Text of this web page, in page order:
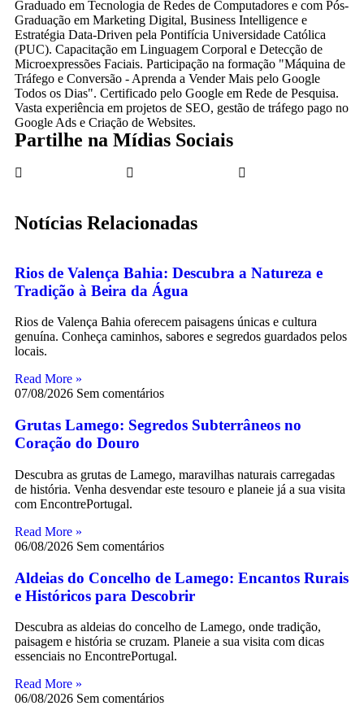
Graduado em Tecnologia de Redes de Computadores e com Pós-
Graduação em Marketing Digital, Business Intelligence e
Estratégia Data-Driven pela Pontifícia Universidade Católica
(PUC). Capacitação em Linguagem Corporal e Detecção de
Microexpressões Faciais. Participação na formação "Máquina de
Tráfego e Conversão - Aprenda a Vender Mais pelo Google
Todos os Dias". Certificado pelo Google em Rede de Pesquisa.
Vasta experiência em projetos de SEO, gestão de tráfego pago no
Google Ads e Criação de Websites.
Partilhe na Mídias Sociais
Notícias Relacionadas
Rios de Valença Bahia: Descubra a Natureza e
Tradição à Beira da Água
Rios de Valença Bahia oferecem paisagens únicas e cultura
genuína. Conheça caminhos, sabores e segredos guardados pelos
locais.
Read More »
07/08/2026 Sem comentários
Grutas Lamego: Segredos Subterrâneos no
Coração do Douro
Descubra as grutas de Lamego, maravilhas naturais carregadas
de história. Venha desvendar este tesouro e planeie já a sua visita
com EncontrePortugal.
Read More »
06/08/2026 Sem comentários
Aldeias do Concelho de Lamego: Encantos Rurais
e Históricos para Descobrir
Descubra as aldeias do concelho de Lamego, onde tradição,
paisagem e história se cruzam. Planeie a sua visita com dicas
essenciais no EncontrePortugal.
Read More »
06/08/2026 Sem comentários